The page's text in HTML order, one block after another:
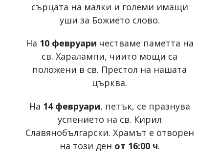
сърцата на малки и големи имащи
уши за Божието слово.
На 10 февруари честваме паметта на
св. Харалампи, чиито мощи са
положени в св. Престол на нашата
църква.
На 14 февруари, петък, се празнува
успението на св. Кирил
Славянобългарски. Храмът е отворен
на този ден от 16:00 ч.